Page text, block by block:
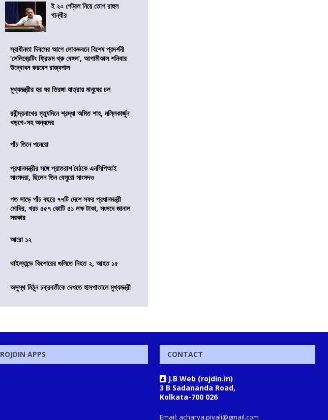
ই ২০ পেট্রল নিয়ে তোপ রাহুল
গান্ধীর
স্বাধীনতা দিবসের আগে লোকভবনে বিশেষ প্রদর্শনী
‘সেলিব্রেটিং ফ্রিডম থ্রু বেঙ্গল’, আগামীকাল শনিবার
উদ্বোধন করবেন রাজ্যপাল
মুখ্যমন্ত্রীর হর ঘর তিরঙ্গা যাত্রায় মানুষের ঢল
রবীন্দ্রনাথের মৃত্যুদিনে শ্রদ্ধা অমিত শাহ, মল্লিকার্জুন
খড়গে-সহ অন্যদের
পাঁচ তিনে পনেরো
প্রধানমন্ত্রীর সঙ্গে প্রাতরাশ বৈঠকে এনসিপিআই
সাংসদরা, ছিলেন তিন বেসুরো সাংসদও
গত সাড়ে পাঁচ বছরে ৭৭টি দেশে সফর প্রধানমন্ত্রী
মোদির, খরচ ৫৫৭ কোটি ৫১ লক্ষ টাকা, সংসদে জানাল
সরকার
আরো ১২
থাইল্যান্ডে কিশোরের গুলিতে নিহত ২, আহত ১৫
অসুস্থ মিঠুন চক্রবর্তীকে দেখতে হাসপাতালে মুখ্যমন্ত্রী
ROJDIN APPS CONTACT
J.B Web (rojdin.in)
3 B Sadananda Road,
Kolkata-700 026
Email: acharya.piyali@gmail.com